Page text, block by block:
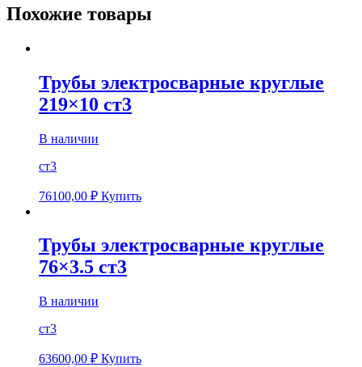
Похожие товары
Трубы электросварные круглые
219×10 ст3
В наличии
ст3
76100,00 ₽ Купить
Трубы электросварные круглые
76×3.5 ст3
В наличии
ст3
63600,00 ₽ Купить